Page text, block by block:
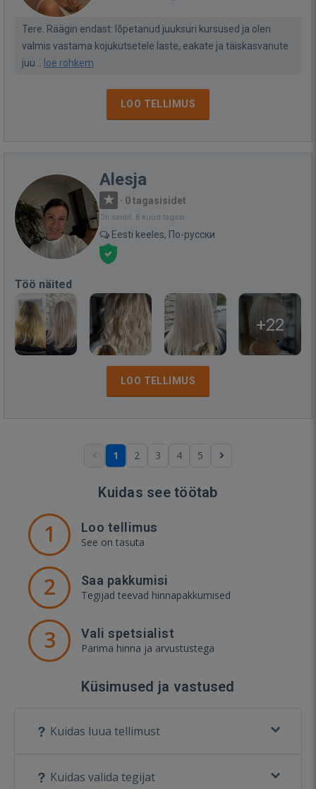
Tere. Räägin endast: lõpetanud juuksuri kursused ja olen
valmis vastama kojukutsetele laste, eakate ja täiskasvanute
juu...
loe rohkem
LOO TELLIMUS
Alesja
· 0 tagasisidet
Oli saidil: 8 kuud tagasi
Eesti keeles, По-русски
Töö näited
+22
LOO TELLIMUS
1 2 3 4 5
Kuidas see töötab
1 Loo tellimus
See on tasuta
2 Saa pakkumisi
Tegijad teevad hinnapakkumised
3 Vali spetsialist
Parima hinna ja arvustustega
Küsimused ja vastused
Kuidas luua tellimust
Kuidas valida tegijat